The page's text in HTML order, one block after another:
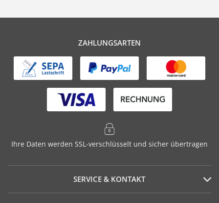
ZAHLUNGSARTEN
Ihre Daten werden SSL-verschlüsselt und sicher übertragen
SERVICE & KONTAKT